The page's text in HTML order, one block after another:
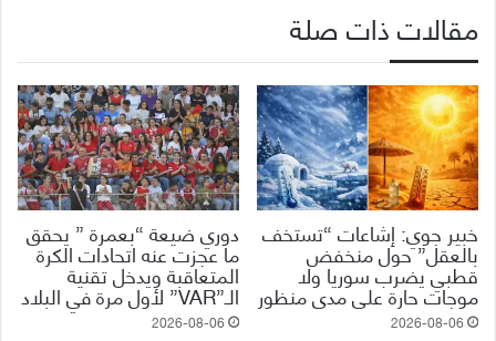
مقالات ذات صلة
خبير جوي: إشاعات “تستخف
بالعقل” حول منخفض
قطبي يضرب سوريا ولا
موجات حارة على مدى منظور
2026-08-06
دوري ضيعة “بعمرة ” يحقق
ما عجزت عنه اتحادات الكرة
المتعاقبة ويدخل تقنية
الـ”VAR” لأول مرة في البلاد
2026-08-06